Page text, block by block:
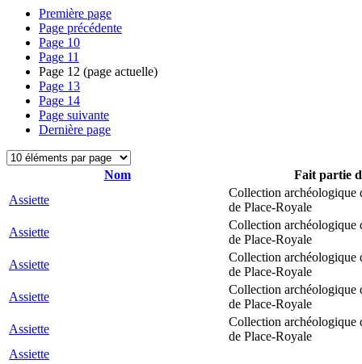
Première page
Page précédente
Page 10
Page 11
Page 12 (page actuelle)
Page 13
Page 14
Page suivante
Dernière page
Nom
Fait partie
Assiette
Collection archéologique
de Place-Royale
Assiette
Collection archéologique
de Place-Royale
Assiette
Collection archéologique
de Place-Royale
Assiette
Collection archéologique
de Place-Royale
Assiette
Collection archéologique
de Place-Royale
Assiette